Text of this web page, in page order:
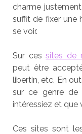
charme
suffit de fixer une
se voir.
Sur cessites de
peut être
libertin, etc. En
sur ce genre de
intéressiez et que
Ces sites sont